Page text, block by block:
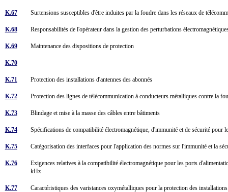
K.67 Surtensions susceptibles d'être induites par la foudre dans les réseaux de
K.68 Responsabilités de l'opérateur dans la gestion des perturbations
K.69 Maintenance des dispositions de protection
K.70
K.71 Protection des installations d'antennes des abonnés
K.72 Protection des lignes de télécommunication à conducteurs métalliques contre la
K.73 Blindage et mise à la masse des câbles entre bâtiments
K.74 Spécifications de compatibilité électromagnétique, d'immunité et de sécurité pour
K.75 Catégorisation des interfaces pour l'application des normes sur l'immunité et la
K.76
Exigences relatives à la compatibilité électromagnétique pour les ports
kHz
K.77 Caractéristiques des varistances oxymétalliques pour la protection des